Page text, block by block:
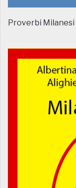
Proverbi Milanesi